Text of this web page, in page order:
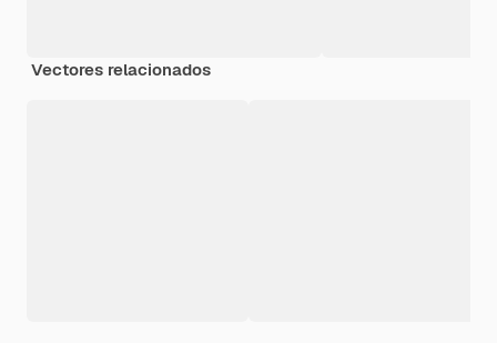
Vectores relacionados